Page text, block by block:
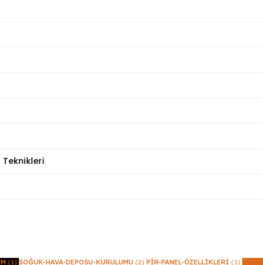
(1) SOĞUK-HAVA-DEPOSU-KURULUMU (2) PIR-PANEL-ÖZELLIKLERI (1)